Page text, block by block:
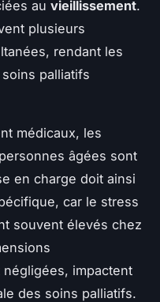
au vieillissement.
plusieurs
rendant les
palliatifs
médicaux, les
âgées sont
en charge doit ainsi
car le stress
souvent élevés chez
impactent
des soins palliatifs.